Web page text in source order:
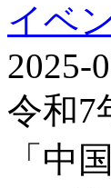
イベ
2025-
令和7
「中